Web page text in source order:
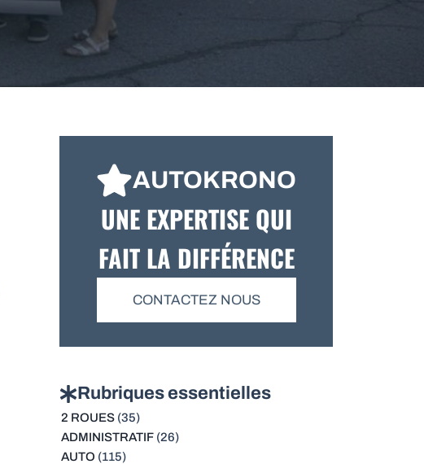
AUTOKRONO
UNE EXPERTISE QUI
FAIT LA DIFFÉRENCE
CONTACTEZ NOUS
Rubriques essentielles
2 ROUES(35)
ADMINISTRATIF(26)
AUTO (115)